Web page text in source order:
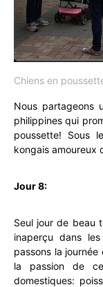
Chiens en
Nous partageons
philippines qui
poussette! Sous
kongais amoureux
Jour 8:
Seul jour de beau
inaperçu dans
passons la
la passion de
domestiques: